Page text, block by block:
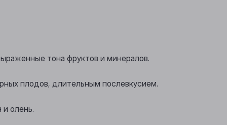
тона фруктов и минералов.
плодов, длительным послевкусием.
и олень.